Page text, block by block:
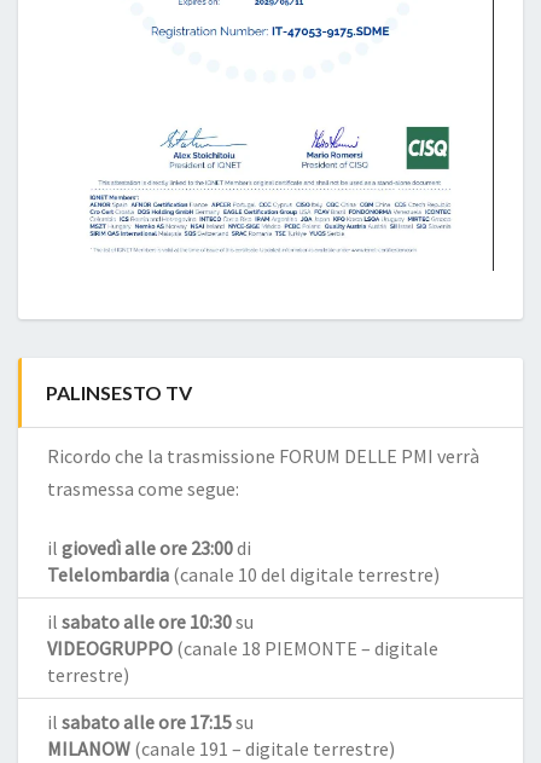
PALINSESTO TV
Ricordo che la trasmissione FORUM DELLE PMI verrà
trasmessa come segue:
il giovedì alle ore 23:00di
Telelombardia (canale 10 del digitale terrestre)
il sabato alle ore 10:30su
VIDEOGRUPPO (canale 18 PIEMONTE – digitale
terrestre)
il sabato alle ore 17:15su
MILANOW (canale 191 – digitale terrestre)